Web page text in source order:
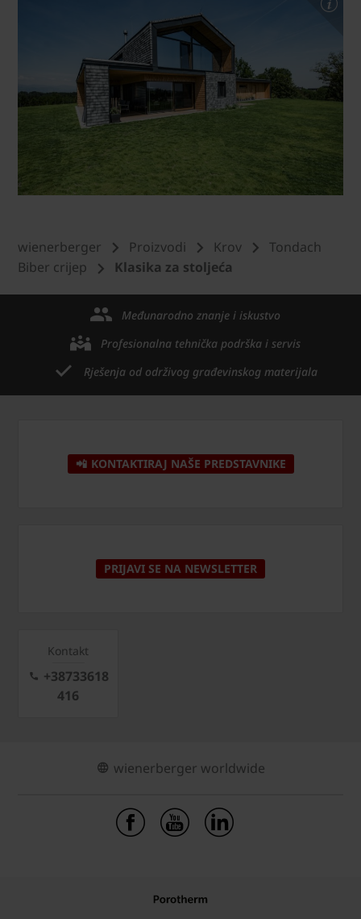
wienerberger Proizvodi Krov
Tondach
Biber crijep
Klasika za stoljeća
Međunarodno znanje i iskustvo
Profesionalna tehnička podrška i servis
Rješenja od održivog građevinskog materijala
📲 KONTAKTIRAJ NAŠE PREDSTAVNIKE
PRIJAVI SE NA NEWSLETTER
Kontakt
+38733618
416
wienerberger worldwide